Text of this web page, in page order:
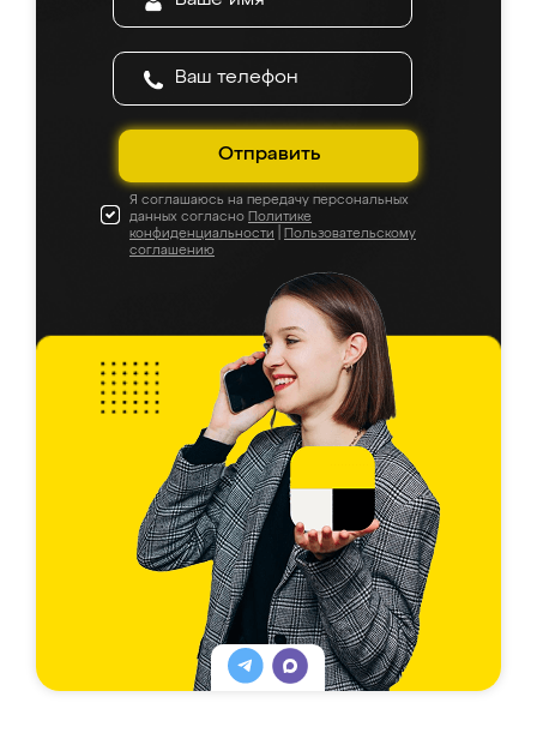
Отправить
Я соглашаюсь на передачу персональных
данных согласно Политике
конфиденциальности
Пользовательскому
соглашению